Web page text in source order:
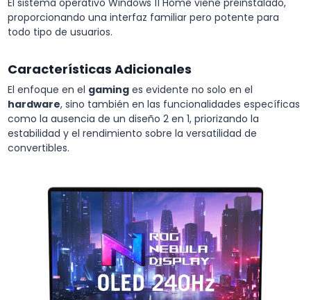
proporcionando una interfaz familiar pero potente para
todo tipo de usuarios.
Características Adicionales
El enfoque en el gaming es evidente no solo en el
hardware, sino también en las funcionalidades específicas
como la ausencia de un diseño 2 en 1, priorizando la
estabilidad y el rendimiento sobre la versatilidad de
convertibles.